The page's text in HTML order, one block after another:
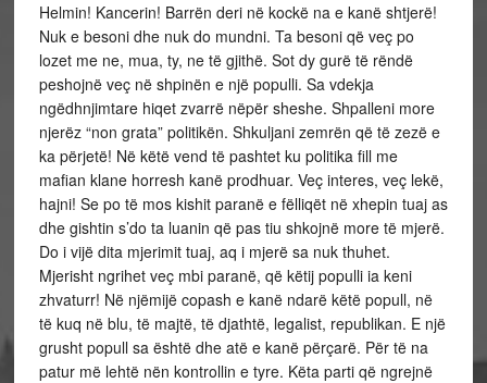
Helmin! Kancerin! Barrën deri në kockë na e kanë shtjerë!
Nuk e besoni dhe nuk do mundni. Ta besoni që veç po
lozet me ne, mua, ty, ne të gjithë. Sot dy gurë të rëndë
peshojnë veç në shpinën e një populli. Sa vdekja
ngëdhnjimtare hiqet zvarrë nëpër sheshe. Shpalleni more
njerëz “non grata” politikën. Shkuljani zemrën që të zezë e
ka përjetë! Në këtë vend të pashtet ku politika fill me
mafian klane horresh kanë prodhuar. Veç interes, veç lekë,
hajni! Se po të mos kishit paranë e fëlliqët në xhepin tuaj as
dhe gishtin s’do ta luanin që pas tiu shkojnë more të mjerë.
Do i vijë dita mjerimit tuaj, aq i mjerë sa nuk thuhet.
Mjerisht ngrihet veç mbi paranë, që këtij populli ia keni
zhvaturr! Në njëmijë copash e kanë ndarë këtë popull, në
të kuq në blu, të majtë, të djathtë, legalist, republikan. E një
grusht popull sa është dhe atë e kanë përçarë. Për të na
patur më lehtë nën kontrollin e tyre. Këta parti që ngrejnë